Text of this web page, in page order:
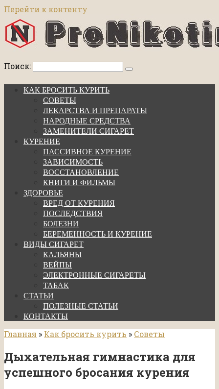
Перейти к контенту
Поиск:
КАК БРОСИТЬ КУРИТЬ
СОВЕТЫ
ЛЕКАРСТВА И ПРЕПАРАТЫ
НАРОДНЫЕ СРЕДСТВА
ЗАМЕНИТЕЛИ СИГАРЕТ
КУРЕНИЕ
ПАССИВНОЕ КУРЕНИЕ
ЗАВИСИМОСТЬ
ВОССТАНОВЛЕНИЕ
КНИГИ И ФИЛЬМЫ
ЗДОРОВЬЕ
ВРЕД ОТ КУРЕНИЯ
ПОСЛЕДСТВИЯ
БОЛЕЗНИ
БЕРЕМЕННОСТЬ И КУРЕНИЕ
ВИДЫ СИГАРЕТ
КАЛЬЯНЫ
ВЕЙПЫ
ЭЛЕКТРОННЫЕ СИГАРЕТЫ
ТАБАК
СТАТЬИ
ПОЛЕЗНЫЕ СТАТЬИ
КОНТАКТЫ
Главная » Как бросить курить » Советы
Дыхательная гимнастика для
успешного бросания курения